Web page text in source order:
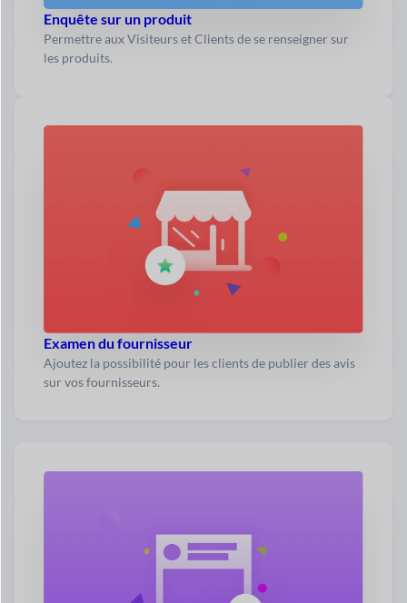
Enquête sur un produit
Permettre aux Visiteurs et Clients de se renseigner sur
les produits.
Examen du fournisseur
Ajoutez la possibilité pour les clients de publier des avis
sur vos fournisseurs.